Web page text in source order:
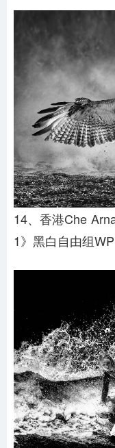
14、香港Che
1》黑白自由组